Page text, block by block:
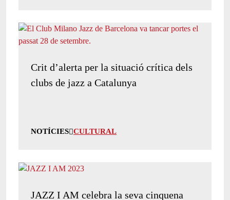
Crit d’alerta per la situació crítica dels
clubs de jazz a Catalunya
NOTÍCIES CULTURAL
JAZZ I AM celebra la seva cinquena